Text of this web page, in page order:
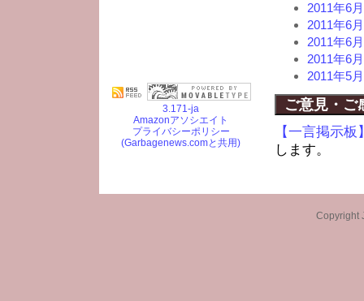
2011年6
2011年6
2011年6
2011年6
2011年5
ご意見・ご
【一言掲示板
します。
3.171-ja
Amazonアソシエイト
プライバシーポリシー
(Garbagenews.comと共用)
Copyright